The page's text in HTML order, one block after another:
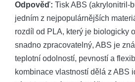
Odpověď: Tisk ABS (akrylonitril-
jedním z nejpopulárnějších
rozdíl od PLA, který je biologicky
snadno zpracovatelný, ABS je
teplotní odolností, pevností a
kombinace vlastností dělá z ABS